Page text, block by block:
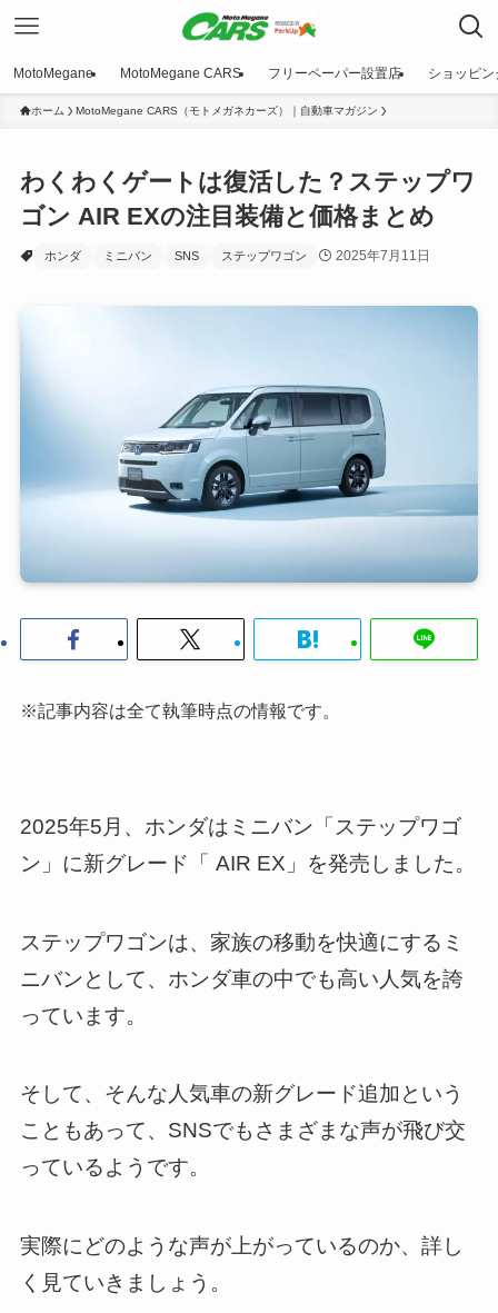
MotoMegane MotoMegane CARS フリーペーパー設置店 ショッピン
ホーム MotoMegane CARS（モトメガネカーズ）｜自動車マガジン
わくわくゲートは復活した？ステップワ
ゴン AIR EXの注目装備と価格まとめ
ホンダ ミニバン SNS ステップワゴン 2025年7月11日
※記事内容は全て執筆時点の情報です。
2025年5月、ホンダはミニバン「ステップワゴ
ン」に新グレード「 AIR EX」を発売しました。
ステップワゴンは、家族の移動を快適にするミ
ニバンとして、ホンダ車の中でも高い人気を誇
っています。
そして、そんな人気車の新グレード追加という
こともあって、SNSでもさまざまな声が飛び交
っているようです。
実際にどのような声が上がっているのか、詳し
く見ていきましょう。